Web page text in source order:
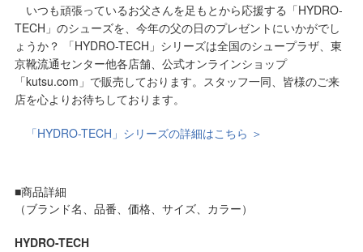
いつも頑張っているお父さんを足もとから応援する「HYDRO-
TECH」のシューズを、今年の父の日のプレゼントにいかがでし
ょうか？ 「HYDRO-TECH」シリーズは全国のシュープラザ、東
京靴流通センター他各店舗、公式オンラインショップ
「kutsu.com」で販売しております。スタッフ一同、皆様のご来
店を心よりお待ちしております。
「HYDRO-TECH」シリーズの詳細はこちら ＞
■商品詳細
（ブランド名、品番、価格、サイズ、カラー）
HYDRO-TECH